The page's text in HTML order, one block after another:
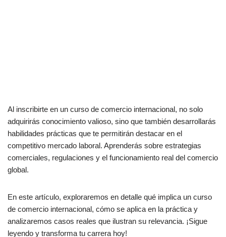
Al inscribirte en un curso de comercio internacional, no solo
adquirirás conocimiento valioso, sino que también desarrollarás
habilidades prácticas que te permitirán destacar en el
competitivo mercado laboral. Aprenderás sobre estrategias
comerciales, regulaciones y el funcionamiento real del comercio
global.
En este artículo, exploraremos en detalle qué implica un curso
de comercio internacional, cómo se aplica en la práctica y
analizaremos casos reales que ilustran su relevancia. ¡Sigue
leyendo y transforma tu carrera hoy!